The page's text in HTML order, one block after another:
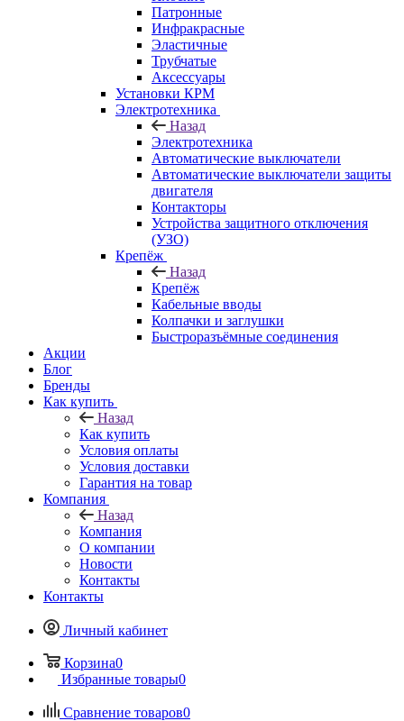
Патронные
Инфракрасные
Эластичные
Трубчатые
Аксессуары
Установки КРМ
Электротехника
Назад
Электротехника
Автоматические выключатели
Автоматические выключатели защиты
двигателя
Контакторы
Устройства защитного отключения
(УЗО)
Крепёж
Назад
Крепёж
Кабельные вводы
Колпачки и заглушки
Быстроразъёмные соединения
Акции
Блог
Бренды
Как купить
Назад
Как купить
Условия оплаты
Условия доставки
Гарантия на товар
Компания
Назад
Компания
О компании
Новости
Контакты
Контакты
Личный кабинет
Корзина0
Избранные товары0
Сравнение товаров0